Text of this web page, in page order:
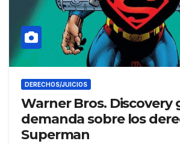
DERECHOS/JUICIOS
Warner Bros. Discovery
demanda sobre los
Superman